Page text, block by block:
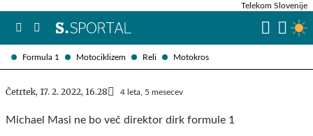
Formula 1 Motociklizem Reli Motokros
Telekom Slovenije
Četrtek, 17. 2. 2022, 16.28 4 leta, 5 mesecev
Michael Masi ne bo več direktor dirk formule 1